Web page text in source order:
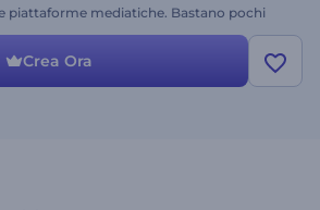
piattaforme mediatiche. Bastano pochi
modifica il testo e la musica e avrai un
Provalo oggi stesso e lasciati
successo.
Crea Ora